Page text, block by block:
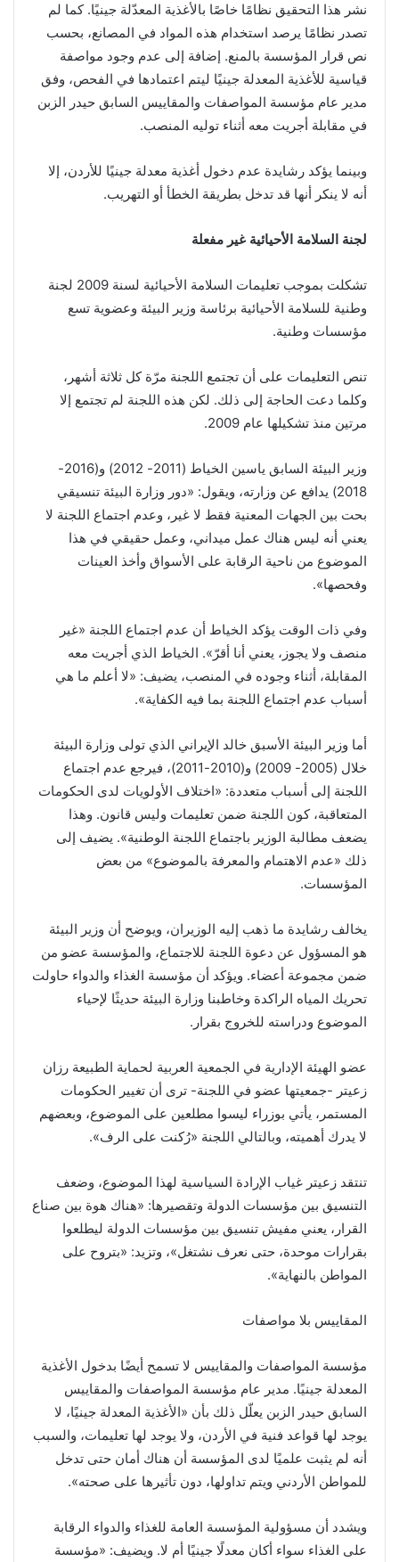
نشر هذا التحقيق نظامًا خاصًا بالأغذية المعدّلة جينيًا. كما لم
تصدر نظامًا يرصد استخدام هذه المواد في المصانع، بحسب
نص قرار المؤسسة بالمنع. إضافة إلى عدم وجود مواصفة
قياسية للأغذية المعدلة جينيًا ليتم اعتمادها في الفحص، وفق
مدير عام مؤسسة المواصفات والمقاييس السابق حيدر الزبن
في مقابلة أجريت معه أثناء توليه المنصب.
وبينما يؤكد رشايدة عدم دخول أغذية معدلة جينيًا للأردن، إلا
أنه لا ينكر أنها قد تدخل بطريقة الخطأ أو التهريب.
لجنة السلامة الأحيائية غير مفعلة
تشكلت بموجب تعليمات السلامة الأحيائية لسنة 2009 لجنة
وطنية للسلامة الأحيائية برئاسة وزير البيئة وعضوية تسع
مؤسسات وطنية.
تنص التعليمات على أن تجتمع اللجنة مرّة كل ثلاثة أشهر،
وكلما دعت الحاجة إلى ذلك. لكن هذه اللجنة لم تجتمع إلا
مرتين منذ تشكيلها عام 2009.
وزير البيئة السابق ياسين الخياط (2011- 2012) و(2016-
2018) يدافع عن وزارته، ويقول: «دور وزارة البيئة تنسيقي
بحت بين الجهات المعنية فقط لا غير، وعدم اجتماع اللجنة لا
يعني أنه ليس هناك عمل ميداني، وعمل حقيقي في هذا
الموضوع من ناحية الرقابة على الأسواق وأخذ العينات
وفحصها».
وفي ذات الوقت يؤكد الخياط أن عدم اجتماع اللجنة «غير
منصف ولا يجوز، يعني أنا أقرّ». الخياط الذي أجريت معه
المقابلة، أثناء وجوده في المنصب، يضيف: «لا أعلم ما هي
أسباب عدم اجتماع اللجنة بما فيه الكفاية».
أما وزير البيئة الأسبق خالد الإيراني الذي تولى وزارة البيئة
خلال (2005- 2009) و(2010-2011)، فيرجع عدم اجتماع
اللجنة إلى أسباب متعددة: «اختلاف الأولويات لدى الحكومات
المتعاقبة، كون اللجنة ضمن تعليمات وليس قانون. وهذا
يضعف مطالبة الوزير باجتماع اللجنة الوطنية». يضيف إلى
ذلك «عدم الاهتمام والمعرفة بالموضوع» من بعض
المؤسسات.
يخالف رشايدة ما ذهب إليه الوزيران، ويوضح أن وزير البيئة
هو المسؤول عن دعوة اللجنة للاجتماع، والمؤسسة عضو من
ضمن مجموعة أعضاء. ويؤكد أن مؤسسة الغذاء والدواء حاولت
تحريك المياه الراكدة وخاطبنا وزارة البيئة حديثًا لإحياء
الموضوع ودراسته للخروج بقرار.
عضو الهيئة الإدارية في الجمعية العربية لحماية الطبيعة رزان
زعيتر -جمعيتها عضو في اللجنة- ترى أن تغيير الحكومات
المستمر، يأتي بوزراء ليسوا مطلعين على الموضوع، وبعضهم
لا يدرك أهميته، وبالتالي اللجنة «رُكنت على الرف».
تنتقد زعيتر غياب الإرادة السياسية لهذا الموضوع، وضعف
التنسيق بين مؤسسات الدولة وتقصيرها: «هناك هوة بين صناع
القرار، يعني مفيش تنسيق بين مؤسسات الدولة ليطلعوا
بقرارات موحدة، حتى نعرف نشتغل»، وتزيد: «بتروح على
المواطن بالنهاية».
المقاييس بلا مواصفات
مؤسسة المواصفات والمقاييس لا تسمح أيضًا بدخول الأغذية
المعدلة جينيًا. مدير عام مؤسسة المواصفات والمقاييس
السابق حيدر الزبن يعلّل ذلك بأن «الأغذية المعدلة جينيًا، لا
يوجد لها قواعد فنية في الأردن، ولا يوجد لها تعليمات، والسبب
أنه لم يثبت علميًا لدى المؤسسة أن هناك أمان حتى تدخل
للمواطن الأردني ويتم تداولها، دون تأثيرها على صحته».
ويشدد أن مسؤولية المؤسسة العامة للغذاء والدواء الرقابة
على الغذاء سواء أكان معدلًا جينيًا أم لا. ويضيف: «مؤسسة